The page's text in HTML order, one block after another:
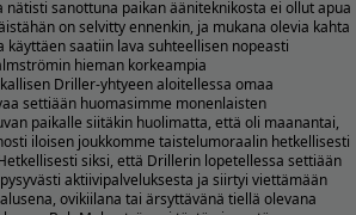
sanottuna paikan ääniteknikosta ei ollut apua
on selvitty ennenkin, ja mukana olevia kahta
käyttäen saatiin lava suhteellisen nopeasti
hieman korkeampia
Driller-yhtyeen aloitellessa omaa
settiään huomasimme monenlaisten
paikalle siitäkin huolimatta, että oli maanantai,
iloisen joukkomme taistelumoraalin hetkellisesti
siksi, että Drillerin lopetellessa settiään
aktiivipalveluksesta ja siirtyi viettämään
ovikiilana tai ärsyttävänä tiellä olevana